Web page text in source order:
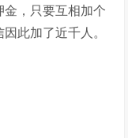
金，只要互相加个
此加了近千人。